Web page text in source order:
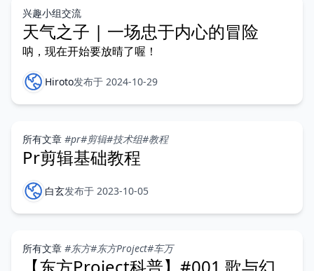
兴趣小组交流
天气之子 | 一场忠于内心的冒险
呐，现在开始要放晴了喔！
Hiroto发布于 2024-10-29
所有文章 #pr#剪辑#技术组#教程
Pr剪辑基础教程
白玄发布于 2023-10-05
所有文章 #东方#东方Project#车万